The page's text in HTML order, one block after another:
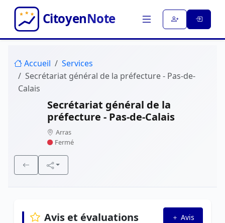
Accueil
Services
Secrétariat général de la préfecture - Pas-de-
Calais
Secrétariat général de la
préfecture - Pas-de-Calais
Arras
Fermé
Avis et évaluations Avis